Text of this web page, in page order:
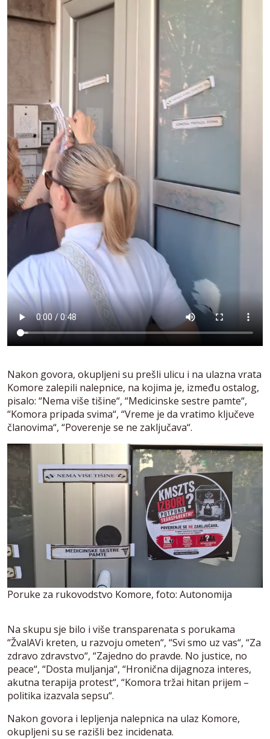
Nakon govora, okupljeni su prešli ulicu i na ulazna vrata
Komore zalepili nalepnice, na kojima je, između ostalog,
pisalo: “Nema više tišine“, “Medicinske sestre pamte“,
“Komora pripada svima“, “Vreme je da vratimo ključeve
članovima“, “Poverenje se ne zaključava“.
Poruke za rukovodstvo Komore, foto: Autonomija
Na skupu sje bilo i više transparenata s porukama
“ŽvalAVi kreten, u razvoju ometen“, “Svi smo uz vas“, “Za
zdravo zdravstvo“, “Zajedno do pravde. No justice, no
peace“, “Dosta muljanja“, “Hronična dijagnoza interes,
akutna terapija protest“, “Komora tržai hitan prijem –
politika izazvala sepsu“.
Nakon govora i lepljenja nalepnica na ulaz Komore,
okupljeni su se razišli bez incidenata.